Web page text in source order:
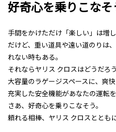
好奇心を乗りこなそ
手間をかけただけ「楽しい」は増し
だけど、重い道具や遠い道のりは
れない時もある。
それならヤリス クロスはどうだろう
大容量のラゲージスペースに、爽快
充実した安全機能があなたの運転
さあ、好奇心を乗りこなそう。
頼れる相棒、ヤリス クロスとともに